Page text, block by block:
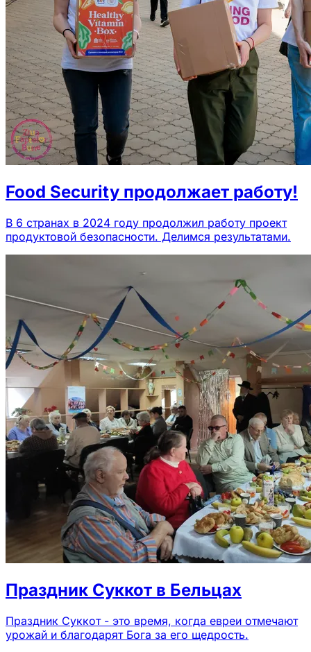
Food Security продолжает работу!
В 6 странах в 2024 году продолжил работу проект
продуктовой безопасности. Делимся результатами.
Праздник Суккот в Бельцах
Праздник Суккот - это время, когда евреи отмечают
урожай и благодарят Бога за его щедрость.